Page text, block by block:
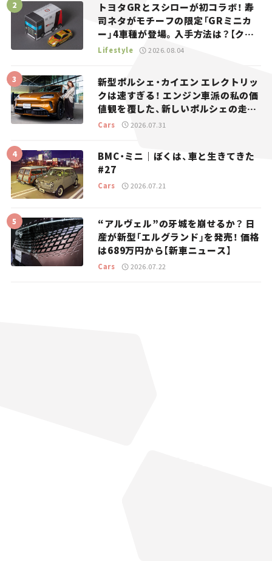
トヨタGRとスシローが初コラボ！ 寿
司ネタがモチーフの限定「GRミニカ
ー」4車種が登場。入手方法は？【クル
マとホビー】
Lifestyle 2026.08.04
新型ポルシェ・カイエン エレクトリッ
クは速すぎる！ エンジン車派の私の価
値観を覆した、新しいポルシェの走
り。
Cars 2026.07.31
BMC・ミニ｜ぼくは、車と生きてきた
#27
Cars 2026.07.21
“アルヴェル”の牙城を崩せるか？ 日
産が新型「エルグランド」を発売！ 価格
は689万円から【新車ニュース】
Cars 2026.07.22